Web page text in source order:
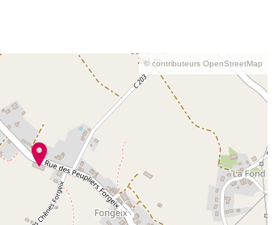
© contributeurs OpenStreetMap